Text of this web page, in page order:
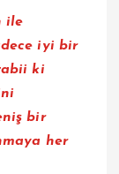
ile
iyi bir
ki
bir
her